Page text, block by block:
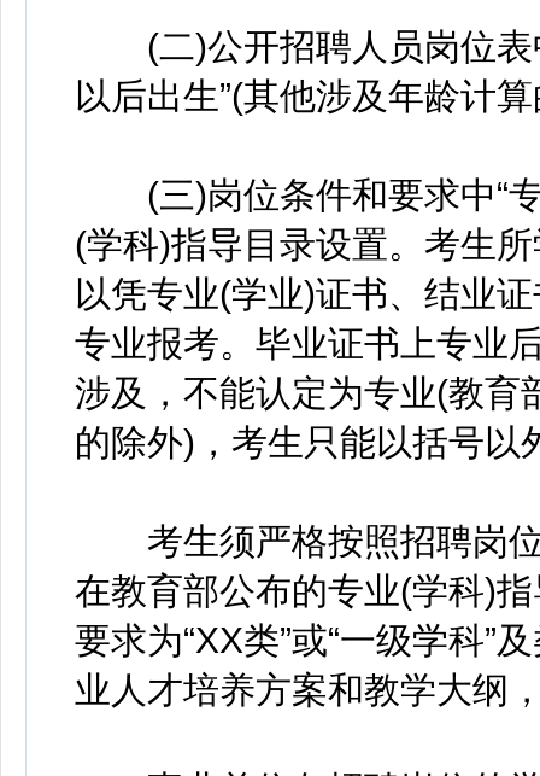
(二)公开招聘人员岗位表
以后出生”(其他涉及年龄计
(三)岗位条件和要求中“专
(学科)指导目录设置。考生
以凭专业(学业)证书、结业
专业报考。毕业证书上专业
涉及，不能认定为专业(教育
的除外)，考生只能以括号以
考生须严格按照招聘岗位
在教育部公布的专业(学科)
要求为“XX类”或“一级学科”
业人才培养方案和教学大纲